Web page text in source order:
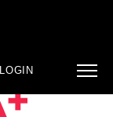
LOGIN